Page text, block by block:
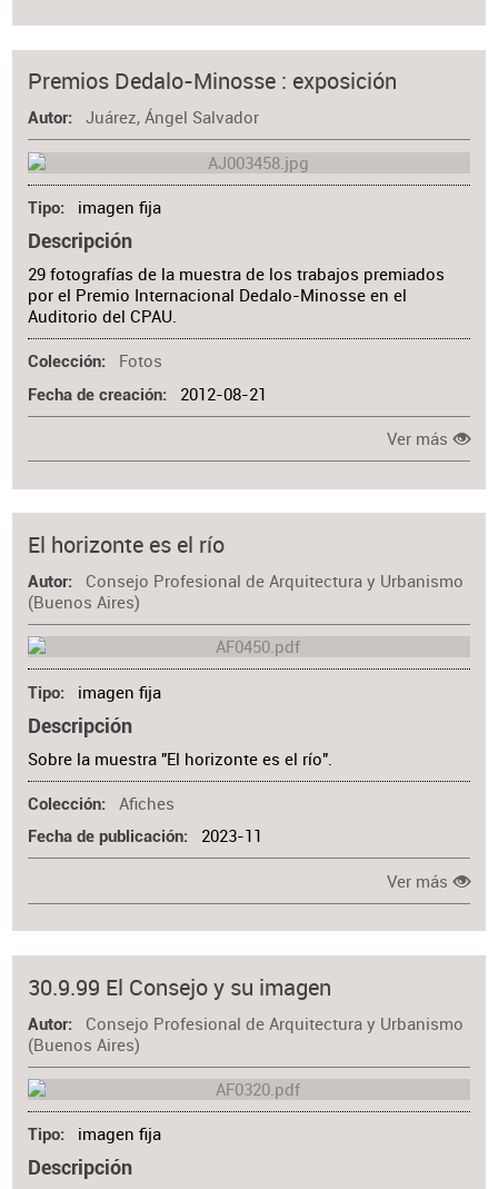
Premios Dedalo-Minosse : exposición
Autor Juárez, Ángel Salvador
Tipo imagen fija
Descripción
29 fotografías de la muestra de los trabajos premiados
por el Premio Internacional Dedalo-Minosse en el
Auditorio del CPAU.
Colección Fotos
Fecha de creación 2012-08-21
Ver más
El horizonte es el río
Autor
Consejo Profesional de Arquitectura y Urbanismo
(Buenos Aires)
Tipo imagen fija
Descripción
Sobre la muestra "El horizonte es el río".
Colección Afiches
Fecha de publicación 2023-11
Ver más
30.9.99 El Consejo y su imagen
Autor
Consejo Profesional de Arquitectura y Urbanismo
(Buenos Aires)
Tipo imagen fija
Descripción